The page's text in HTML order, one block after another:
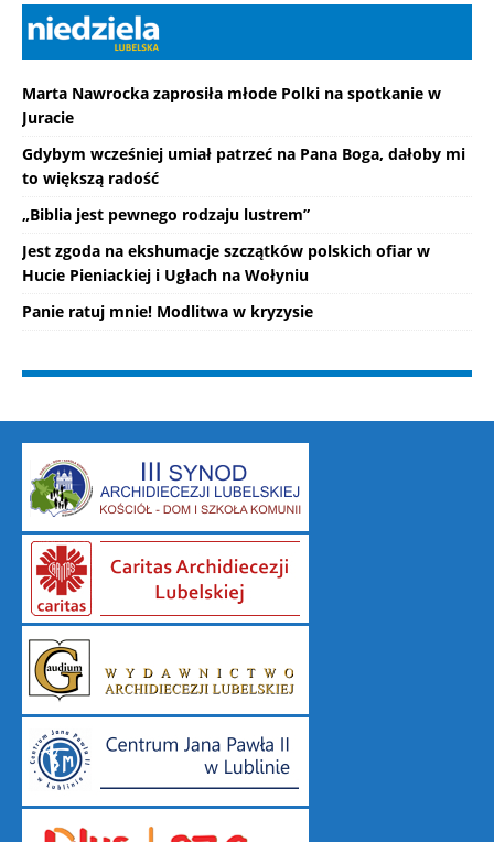
Marta Nawrocka zaprosiła młode Polki na spotkanie w
Juracie
Gdybym wcześniej umiał patrzeć na Pana Boga, dałoby mi
to większą radość
„Biblia jest pewnego rodzaju lustrem”
Jest zgoda na ekshumacje szczątków polskich ofiar w
Hucie Pieniackiej i Ugłach na Wołyniu
Panie ratuj mnie! Modlitwa w kryzysie